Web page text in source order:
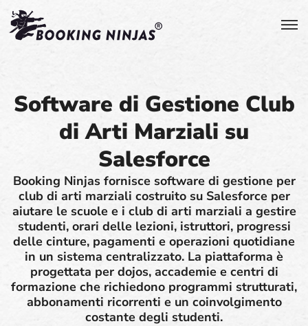
Software di Gestione Club
di Arti Marziali su
Salesforce
Booking Ninjas fornisce software di gestione per
club di arti marziali costruito su Salesforce per
aiutare le scuole e i club di arti marziali a gestire
studenti, orari delle lezioni, istruttori, progressi
delle cinture, pagamenti e operazioni quotidiane
in un sistema centralizzato. La piattaforma è
progettata per dojos, accademie e centri di
formazione che richiedono programmi strutturati,
abbonamenti ricorrenti e un coinvolgimento
costante degli studenti.